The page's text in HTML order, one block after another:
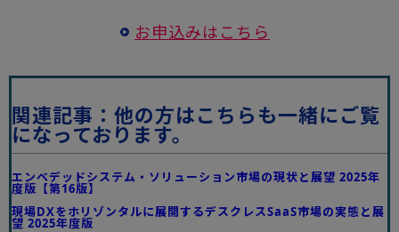
お申込みはこちら
関連記事：他の方はこちらも一緒にご覧
になっております。
エンベデッドシステム・ソリューション市場の現状と展望 2025年
度版【第16版】
現場DXをホリゾンタルに展開するデスクレスSaaS市場の実態と展
望 2025年度版